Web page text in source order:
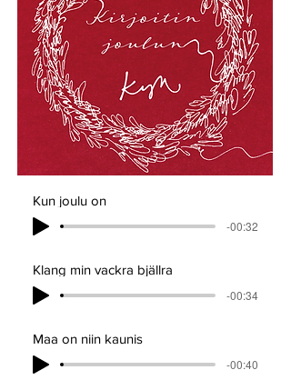
Kun joulu on
-00:32
Klang min vackra bjällra
-00:34
Maa on niin kaunis
-00:40